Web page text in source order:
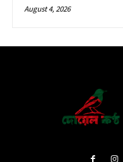
August 4, 2026